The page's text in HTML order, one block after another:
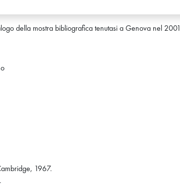
della mostra bibliografica tenutasi a Genova nel 2001
1967.